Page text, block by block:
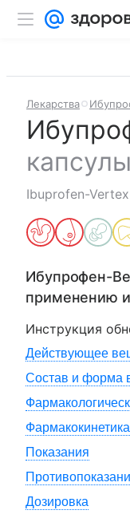
Лекарства
капсулы
Ibuprofen-Vertex
Ибупрофен-
применению
Инструкция
Действующее
Состав и форма
Фармакокинетика
Показания
Дозировка